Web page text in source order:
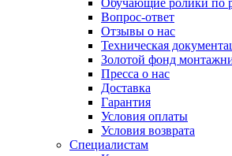
Обучающие ролики по
Вопрос-ответ
Отзывы о нас
Техническая
Золотой фонд
Пресса о нас
Доставка
Гарантия
Условия оплаты
Условия возврата
Специалистам